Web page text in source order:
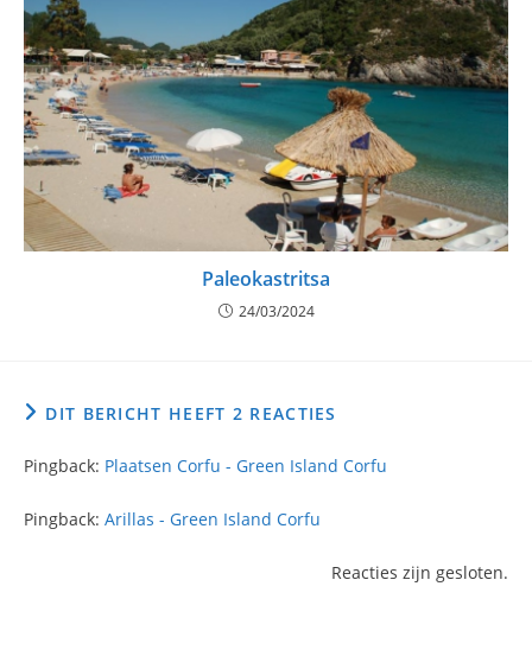
Paleokastritsa
24/03/2024
DIT BERICHT HEEFT 2 REACTIES
Pingback: Plaatsen Corfu - Green Island Corfu
Pingback: Arillas - Green Island Corfu
Reacties zijn gesloten.